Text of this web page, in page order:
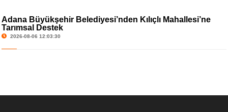
Adana Büyükşehir Belediyesi’nden Kılıçlı Mahallesi’ne
Tarımsal Destek
2026-08-06 12:03:30